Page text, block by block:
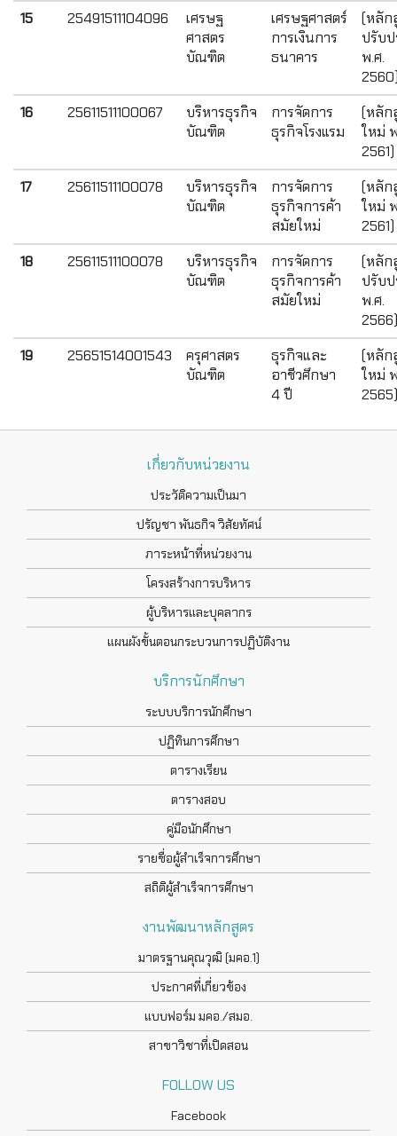
15 25491511104096
เศรษฐ
ศาสตร
บัณฑิต
เศรษฐศาสตร์
การเงินการ
ธนาคาร
(หลัก
ปรับป
พ.ศ.
16
25611511100067
บริหารธุรกิจ
บัณฑิต
การจัดการ
ธุรกิจโรงแรม
(หลัก
ใหม่
2561)
17
25611511100078
บริหารธุรกิจ
บัณฑิต
การจัดการ
ธุรกิจการค้า
สมัยใหม่
(หลัก
ใหม่
2561)
18
25611511100078
บริหารธุรกิจ
บัณฑิต
การจัดการ
ธุรกิจการค้า
สมัยใหม่
(หลัก
ปรับป
พ.ศ.
2566)
19
25651514001543
ครุศาสตร
บัณฑิต
ธุรกิจและ
อาชีวศึกษา
4 ปี
(หลัก
ใหม่
2565)
เกี่ยวกับหน่วยงาน
ประวัติความเป็นมา
ปรัญชา พันธกิจ วิสัยทัศน์
ภาระหน้าที่หน่วยงาน
โครงสร้างการบริหาร
ผู้บริหารและบุคลากร
แผนผังขั้นตอนกระบวนการปฏิบัติงาน
บริการนักศึกษา
ระบบบริการนักศึกษา
ปฏิทินการศึกษา
ตารางเรียน
ตารางสอบ
คู่มือนักศึกษา
รายชื่อผู้สำเร็จการศึกษา
สถิติผู้สำเร็จการศึกษา
งานพัฒนาหลักสูตร
มาตรฐานคุณวุฒิ (มคอ.1)
ประกาศที่เกี่ยวข้อง
แบบฟอร์ม มคอ./สมอ.
สาขาวิชาที่เปิดสอน
FOLLOW US
Facebook